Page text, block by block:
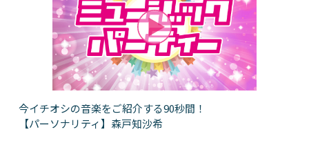
今イチオシの音楽をご紹介する90秒間！
【パーソナリティ】森戸知沙希